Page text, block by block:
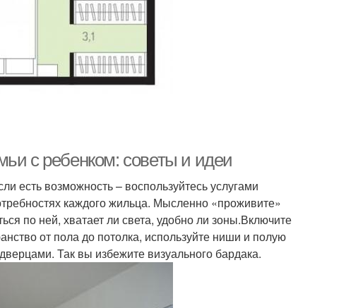
с ребенком: советы и идеи
есть возможность – воспользуйтесь услугами
каждого жильца. Мысленно «проживите»
по ней, хватает ли света, удобно ли зоны.Включите
от пола до потолка, используйте ниши и полую
Так вы избежите визуального бардака.